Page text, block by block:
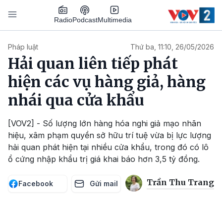
Nhảy đến nội dung
RadioPodcastMultimedia
Pháp luật Thứ ba, 11:10, 26/05/2026
Hải quan liên tiếp phát
hiện các vụ hàng giả, hàng
nhái qua cửa khẩu
[VOV2] - Số lượng lớn hàng hóa nghi giả mạo nhãn
hiệu, xâm phạm quyền sở hữu trí tuệ vừa bị lực lượng
hải quan phát hiện tại nhiều cửa khẩu, trong đó có lô
ổ cứng nhập khẩu trị giá khai báo hơn 3,5 tỷ đồng.
Facebook Gửi mail Trần Thu Trang